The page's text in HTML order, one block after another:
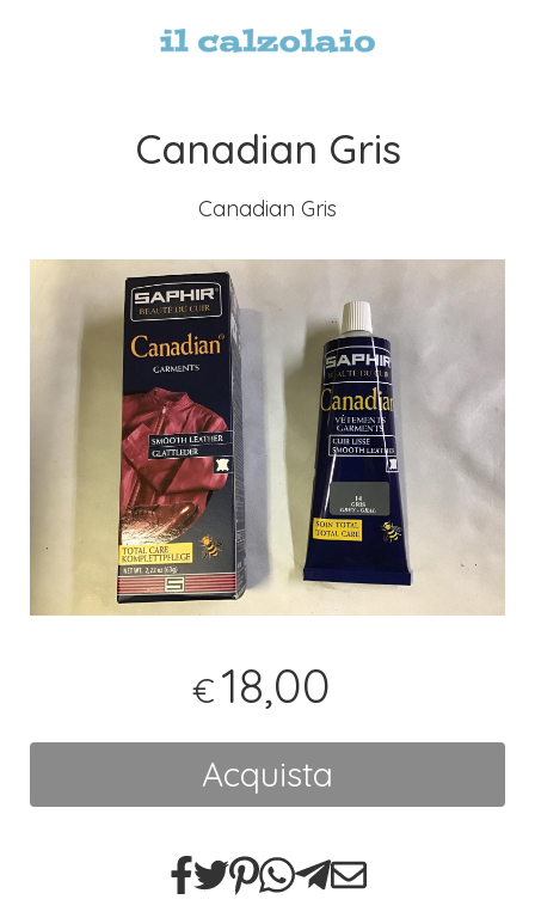
Canadian Gris
Canadian Gris
€ 18,00
Acquista